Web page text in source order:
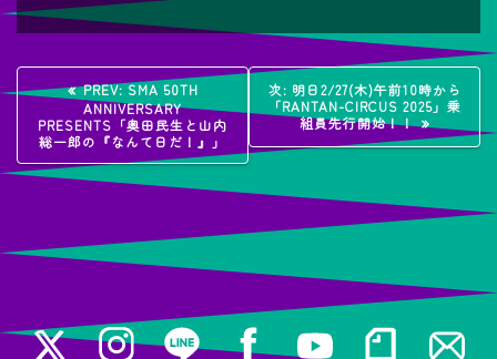
投
稿
ナ
ビ
ゲ
ー
PREV:過
去
の
投
SMA 50TH
ANNIVERSARY
PRESENTS「奥田民生と山内
総一郎の『なんて日だ！』」
次: 次
の
投
明日2/27(木)午前10時から
「RANTAN-CIRCUS 2025」乗
組員先行開始！！